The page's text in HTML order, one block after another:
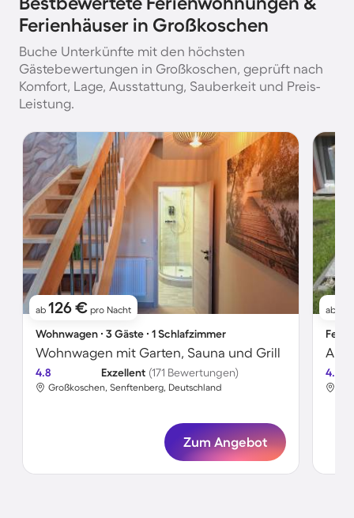
Ferienhäuser in Großkoschen
Buche Unterkünfte mit den höchsten
Gästebewertungen in Großkoschen, geprüft nach
Komfort, Lage, Ausstattung, Sauberkeit und Preis-
Leistung.
ab 126 € pro Nacht
Wohnwagen ∙ 3 Gäste ∙ 1 Schlafzimmer
Wohnwagen mit Garten, Sauna und Grill
4.8 Exzellent (171 Bewertungen)
Großkoschen, Senftenberg, Deutschland
Zum Angebot
ab
4.7